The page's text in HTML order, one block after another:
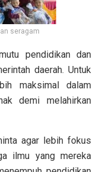
seragam
pendidikan dan
daerah. Untuk
maksimal dalam
demi melahirkan
agar lebih fokus
ilmu yang mereka